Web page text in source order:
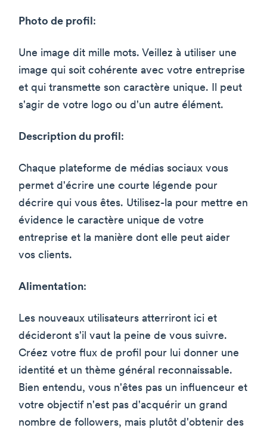
Photo de profil:
Une image dit mille mots. Veillez à utiliser une
image qui soit cohérente avec votre entreprise
et qui transmette son caractère unique. Il peut
s'agir de votre logo ou d'un autre élément.
Description du profil:
Chaque plateforme de médias sociaux vous
permet d'écrire une courte légende pour
décrire qui vous êtes. Utilisez-la pour mettre en
évidence le caractère unique de votre
entreprise et la manière dont elle peut aider
vos clients.
Alimentation:
Les nouveaux utilisateurs atterriront ici et
décideront s'il vaut la peine de vous suivre.
Créez votre flux de profil pour lui donner une
identité et un thème général reconnaissable.
Bien entendu, vous n'êtes pas un influenceur et
votre objectif n'est pas d'acquérir un grand
nombre de followers, mais plutôt d'obtenir des